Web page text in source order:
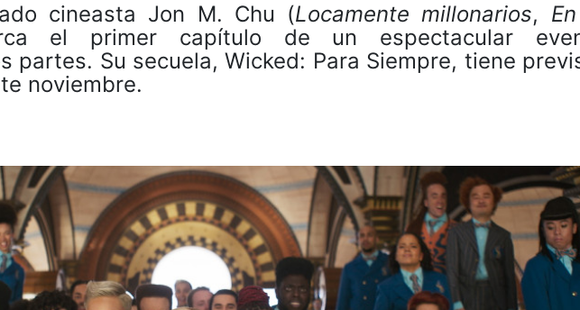
cineasta Jon M. Chu (Locamente millonarios,
el primer capítulo de un espectacular
partes. Su secuela, Wicked: Para Siempre, tiene
noviembre.